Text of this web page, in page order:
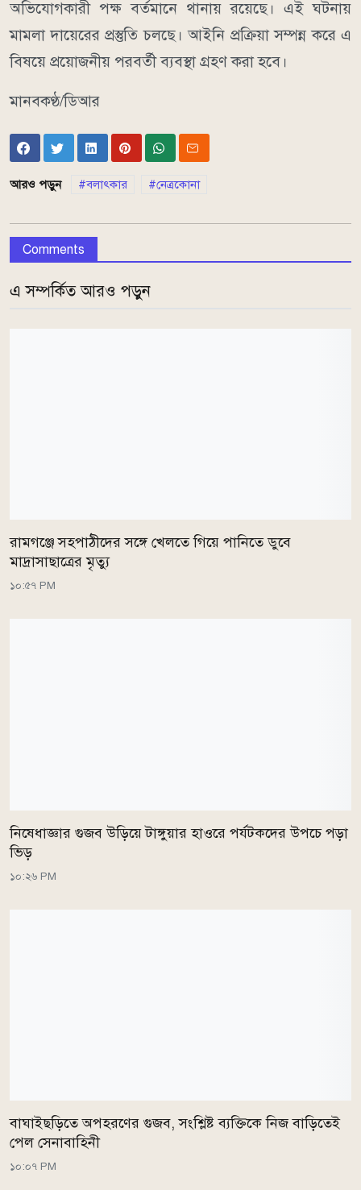
অভিযোগকারী পক্ষ বর্তমানে থানায় রয়েছে। এই ঘটনায়
মামলা দায়েরের প্রস্তুতি চলছে। আইনি প্রক্রিয়া সম্পন্ন করে এ
বিষয়ে প্রয়োজনীয় পরবর্তী ব্যবস্থা গ্রহণ করা হবে।
মানবকণ্ঠ/ডিআর
আরও পড়ুন বলাৎকার নেত্রকোনা
Comments
এ সম্পর্কিত আরও পড়ুন
রামগঞ্জে সহপাঠীদের সঙ্গে খেলতে গিয়ে পানিতে ডুবে
মাদ্রাসাছাত্রের মৃত্যু
১০:৫৭ PM
নিষেধাজ্ঞার গুজব উড়িয়ে টাঙ্গুয়ার হাওরে পর্যটকদের উপচে পড়া
ভিড়
১০:২৬ PM
বাঘাইছড়িতে অপহরণের গুজব, সংশ্লিষ্ট ব্যক্তিকে নিজ বাড়িতেই
পেল সেনাবাহিনী
১০:০৭ PM